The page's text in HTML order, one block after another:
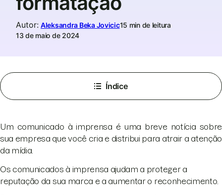
Autor: Aleksandra Beka Jovicic15 min de leitura
13 de maio de 2024
Índice
Um comunicado à imprensa é uma breve notícia sobre
sua empresa que você cria e distribui para atrair a atenção
da mídia.
Os comunicados à imprensa ajudam a proteger a
reputação da sua marca e a aumentar o reconhecimento.